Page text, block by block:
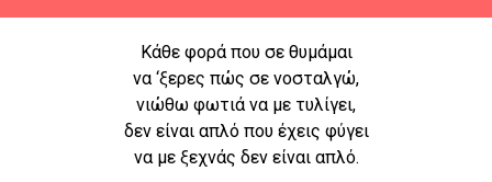
Κάθε φορά που σε θυμάμαι
να ‘ξερες πώς σε νοσταλγώ,
νιώθω φωτιά να με τυλίγει,
δεν είναι απλό που έχεις φύγει
να με ξεχνάς δεν είναι απλό.